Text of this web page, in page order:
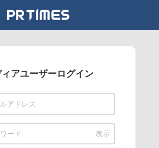
アユーザーログイン
表示